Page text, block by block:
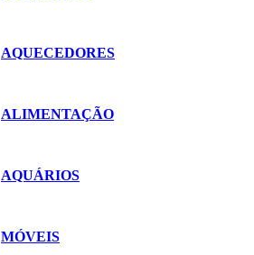
AQUECEDORES
ALIMENTAÇÃO
AQUÁRIOS
MÓVEIS